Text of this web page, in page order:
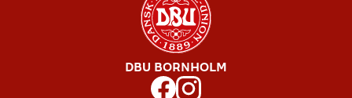
DBU BORNHOLM